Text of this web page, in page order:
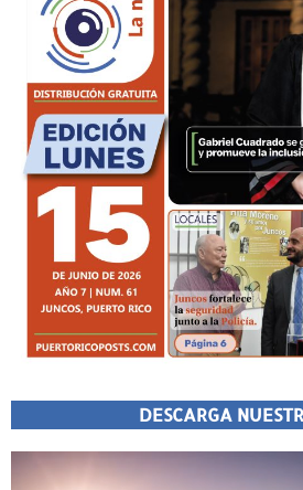
DESCARGA